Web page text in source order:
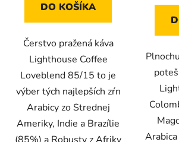
DO KOŠÍKA
Čerstvo pražená káva
Lighthouse Coffee
Loveblend 85/15 to je
výber tých najlepších zŕn
Arabicy zo Strednej
Ameriky, Indie a Brazílie